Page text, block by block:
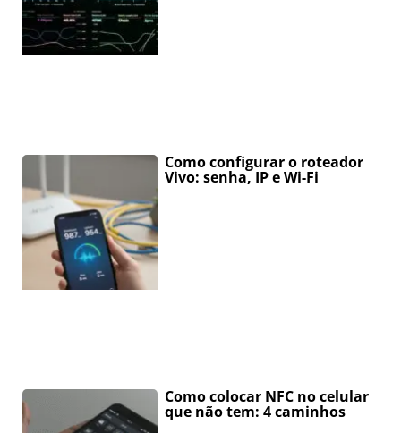
Como configurar o roteador
Vivo: senha, IP e Wi-Fi
Como colocar NFC no celular
que não tem: 4 caminhos